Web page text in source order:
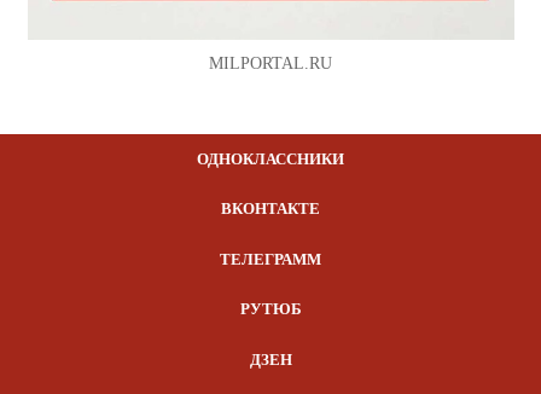
MILPORTAL.RU
ОДНОКЛАССНИКИ
ВКОНТАКТЕ
ТЕЛЕГРАММ
РУТЮБ
ДЗЕН